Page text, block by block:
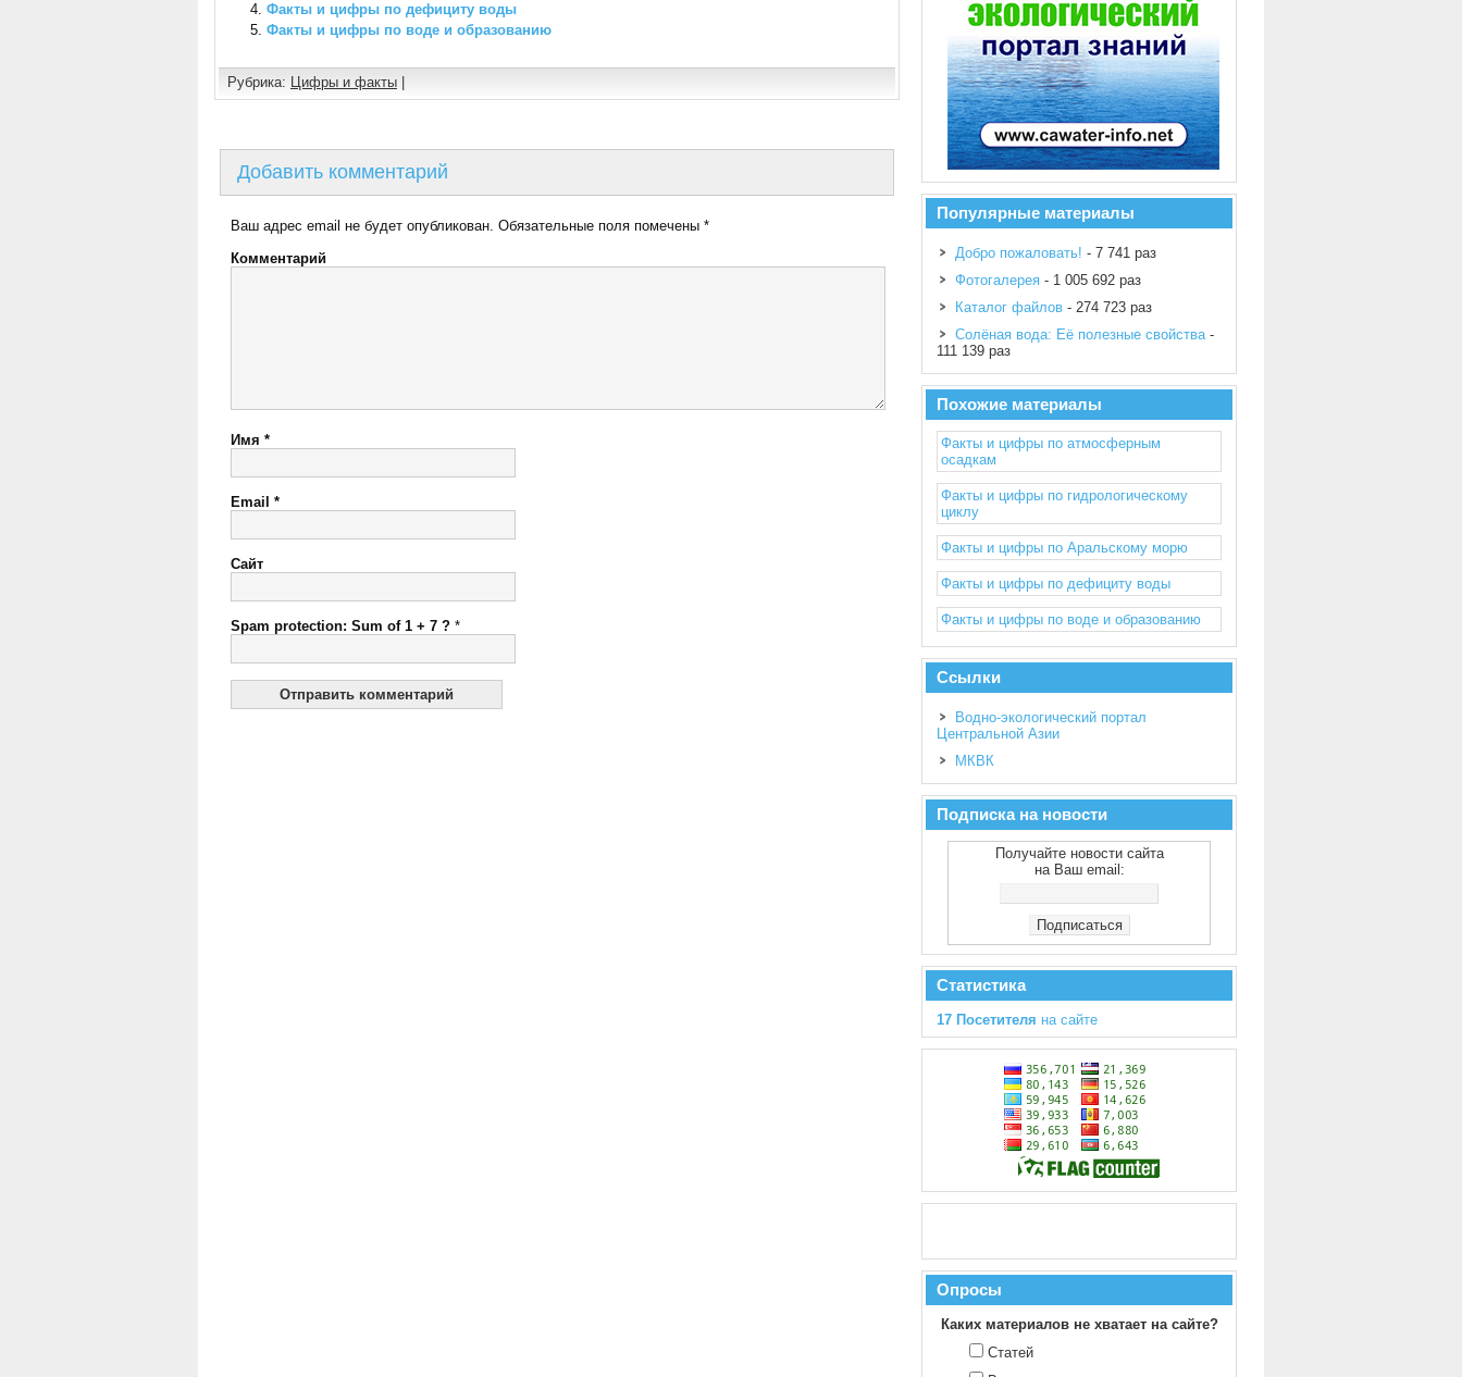
Факты и цифры по дефициту воды
Факты и цифры по воде и образованию
Рубрика: Цифры и факты
Добавить комментарий
Ваш адрес email не будет опубликован. Обязательные поля помечены *
Комментарий
Имя *
Email *
Сайт
Spam protection: Sum of 1 + 7 ? *
Популярные материалы
Добро пожаловать! - 7 741 раз
Фотогалерея - 1 005 692 раз
Каталог файлов - 274 723 раз
Солёная вода: Её полезные свойства-
111 139 раз
Похожие материалы
Факты и цифры по атмосферным
осадкам
Факты и цифры по гидрологическому
циклу
Факты и цифры по Аральскому морю
Факты и цифры по дефициту воды
Факты и цифры по воде и образованию
Ссылки
Водно-экологический портал
Центральной Азии
МКВК
Подписка на новости
Получайте новости сайта
на Ваш email:
Статистика
17 Посетителя на сайте
Опросы
Каких материалов не хватает на сайте?
Статей